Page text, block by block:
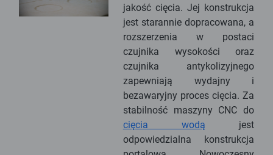
jakość cięcia. Jej konstrukcja
jest starannie dopracowana, a
rozszerzenia w postaci
czujnika wysokości oraz
czujnika antykolizyjnego
zapewniają wydajny i
bezawaryjny proces cięcia. Za
stabilność maszyny CNC do
cięcia wodą jest
odpowiedzialna konstrukcja